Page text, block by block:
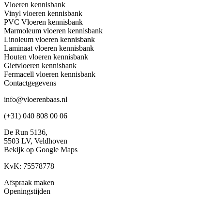
Vloeren kennisbank
Vinyl vloeren kennisbank
PVC Vloeren kennisbank
Marmoleum vloeren kennisbank
Linoleum vloeren kennisbank
Laminaat vloeren kennisbank
Houten vloeren kennisbank
Gietvloeren kennisbank
Fermacell vloeren kennisbank
Contactgegevens
info@vloerenbaas.nl
(+31) 040 808 00 06
De Run 5136,
5503 LV, Veldhoven
Bekijk op Google Maps
KvK: 75578778
Afspraak maken
Openingstijden